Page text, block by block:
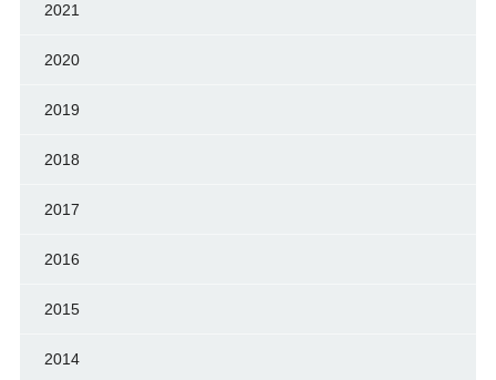
2021
2020
2019
2018
2017
2016
2015
2014